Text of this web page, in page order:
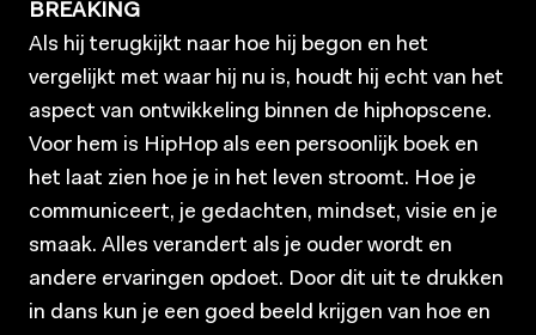
BREAKING
Als hij terugkijkt naar hoe hij begon en het
vergelijkt met waar hij nu is, houdt hij echt van het
aspect van ontwikkeling binnen de hiphopscene.
Voor hem is HipHop als een persoonlijk boek en
het laat zien hoe je in het leven stroomt. Hoe je
communiceert, je gedachten, mindset, visie en je
smaak. Alles verandert als je ouder wordt en
andere ervaringen opdoet. Door dit uit te drukken
in dans kun je een goed beeld krijgen van hoe en